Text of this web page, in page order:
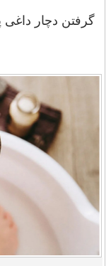
گرفتن دچار داغی